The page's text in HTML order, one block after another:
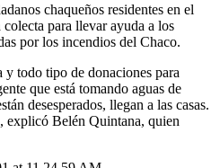
chaqueños residentes en el
para llevar ayuda a los
por los incendios del Chaco.
todo tipo de donaciones para
que está tomando aguas de
desesperados, llegan a las casas.
explicó Belén Quintana, quien